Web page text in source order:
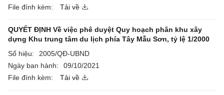
File đính kèm:
Tải về
QUYẾT ĐỊNH Về việc phê duyệt Quy hoạch phân khu xây
dựng Khu trung tâm du lịch phía Tây Mẫu Sơn, tỷ lệ 1/2000
Số hiệu:
2005/QĐ-UBND
Ngày ban hành:
09/10/2021
File đính kèm:
Tải về